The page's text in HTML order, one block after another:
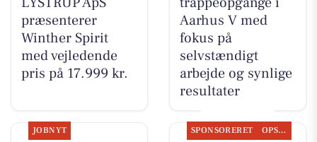
præsenterer
Winther Spirit
med vejledende
pris på 17.999 kr.
Aarhus V med
fokus på
selvstændigt
arbejde og synlige
resultater
JOBNYT SPONSORERET OPSLAGSTAVLEN